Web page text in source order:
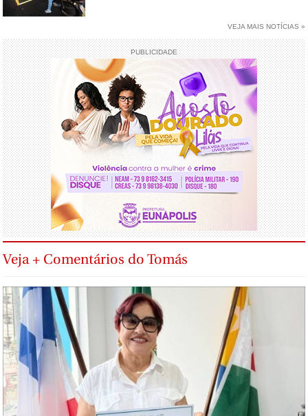
VEJA MAIS NOTÍCIAS »
PUBLICIDADE
Veja + Comentários do Tomás